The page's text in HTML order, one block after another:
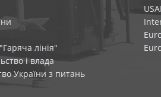
лінія"
і влада
України з питань